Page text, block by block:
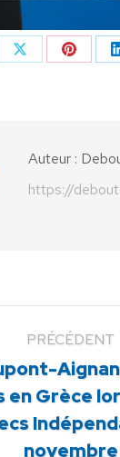
Partager cet
Partager
Auteur :
https://
PRÉCÉDENT
Article
:
en Grèce
novembre